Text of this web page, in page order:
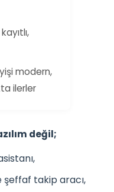
modern,
ilerler
değil;
şeffaf takip aracı,